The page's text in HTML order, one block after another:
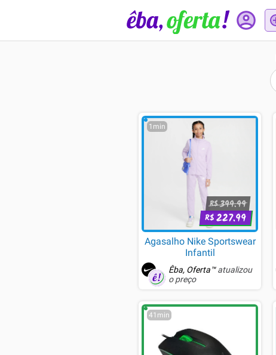
1min
R$399.99
R$227.99
Agasalho Nike Sportswear
Infantil
Êba, Oferta™atualizou
o preço
41min